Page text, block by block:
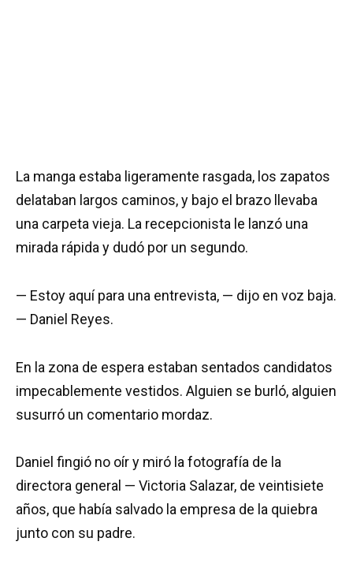
La manga estaba ligeramente rasgada, los zapatos
delataban largos caminos, y bajo el brazo llevaba
una carpeta vieja. La recepcionista le lanzó una
mirada rápida y dudó por un segundo.
— Estoy aquí para una entrevista, — dijo en voz baja.
— Daniel Reyes.
En la zona de espera estaban sentados candidatos
impecablemente vestidos. Alguien se burló, alguien
susurró un comentario mordaz.
Daniel fingió no oír y miró la fotografía de la
directora general — Victoria Salazar, de veintisiete
años, que había salvado la empresa de la quiebra
junto con su padre.